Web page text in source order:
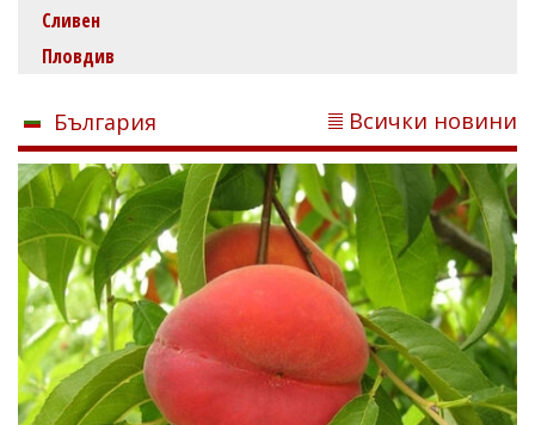
Сливен
Пловдив
България Всички новини